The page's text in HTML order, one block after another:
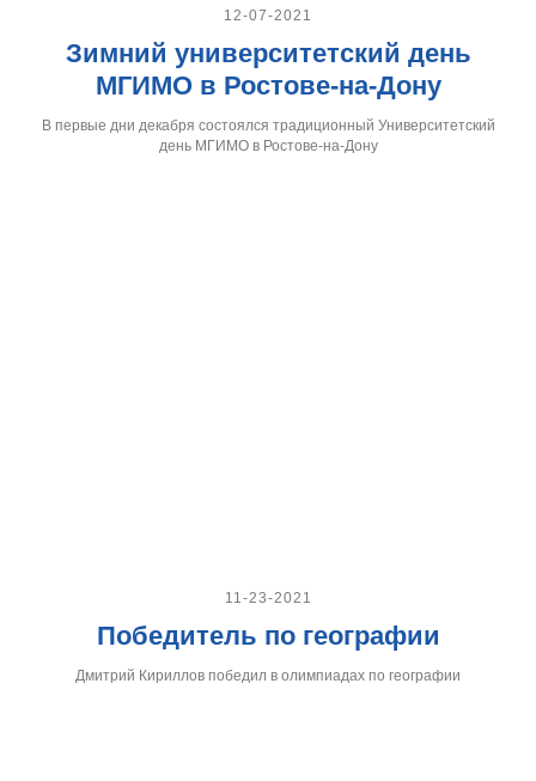
12-07-2021
Зимний университетский день
МГИМО в Ростове-на-Дону
В первые дни декабря состоялся традиционный Университетский
день МГИМО в Ростове-на-Дону
11-23-2021
Победитель по географии
Дмитрий Кириллов победил в олимпиадах по географии